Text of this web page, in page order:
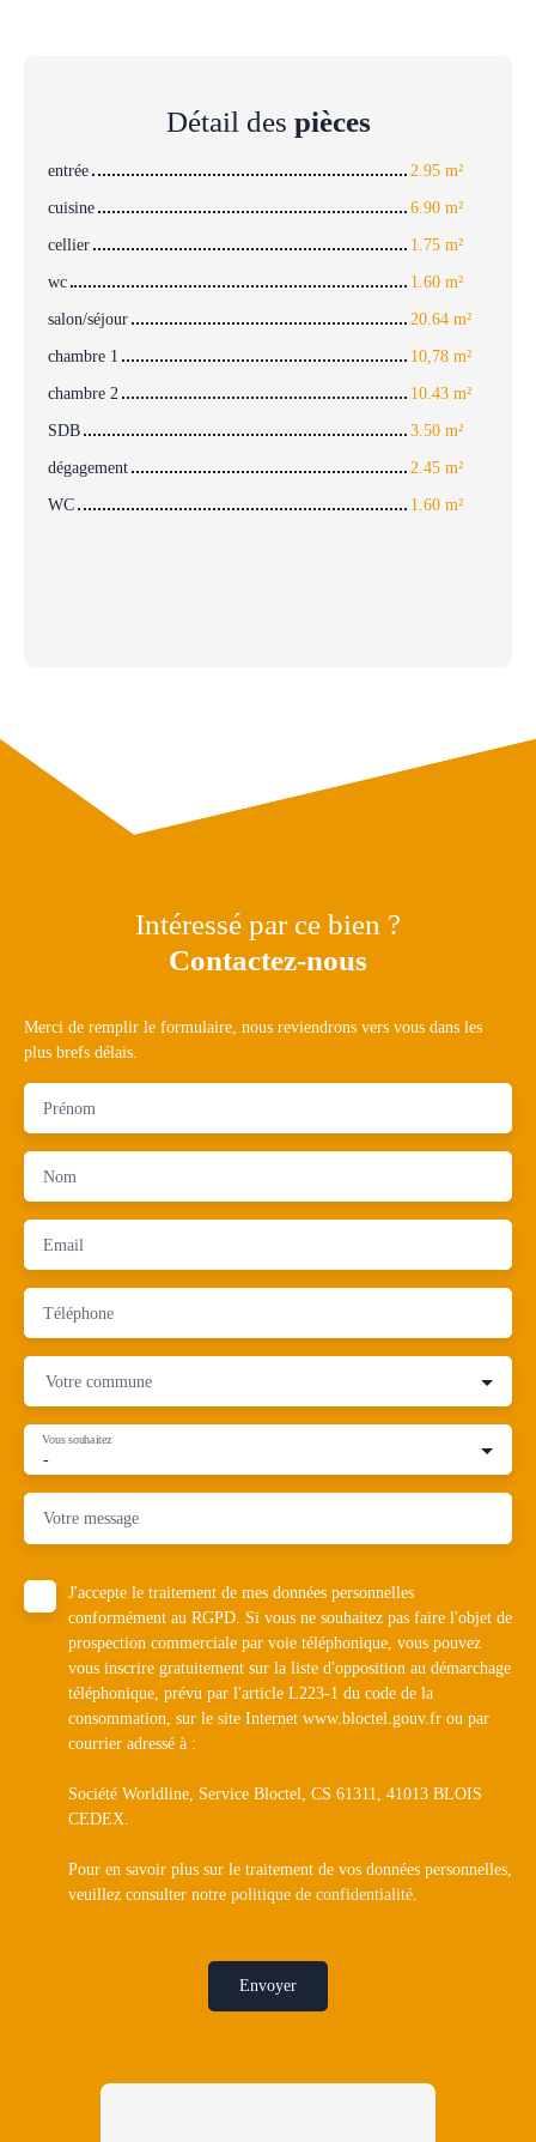
Détail des pièces
entrée
2.95 m²
cuisine
6.90 m²
cellier
1.75 m²
wc
1.60 m²
salon/séjour
20.64 m²
chambre 1
10,78 m²
chambre 2
10.43 m²
SDB
3.50 m²
dégagement
2.45 m²
WC
1.60 m²
Intéressé par ce bien ?
Contactez-nous
Merci de remplir le formulaire, nous reviendrons vers vous dans les
plus brefs délais.
Prénom
Nom
Email
Téléphone
Votre commune
-
Vous souhaitez
Votre message
J'accepte le traitement de mes données personnelles
conformément au RGPD. Si vous ne souhaitez pas faire l'objet de
prospection commerciale par voie téléphonique, vous pouvez
vous inscrire gratuitement sur la liste d'opposition au démarchage
téléphonique, prévu par l'article L223-1 du code de la
consommation, sur le site Internet www.bloctel.gouv.fr ou par
courrier adressé à :
Société Worldline, Service Bloctel, CS 61311, 41013 BLOIS
CEDEX.
Pour en savoir plus sur le traitement de vos données personnelles,
veuillez consulter notre politique de confidentialité
Envoyer